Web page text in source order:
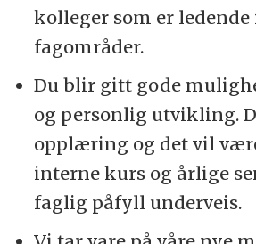
kolleger som er
fagområder.
Du blir gitt gode
og personlig utvikling.
opplæring og det vil
interne kurs og årlige
faglig påfyll underveis.